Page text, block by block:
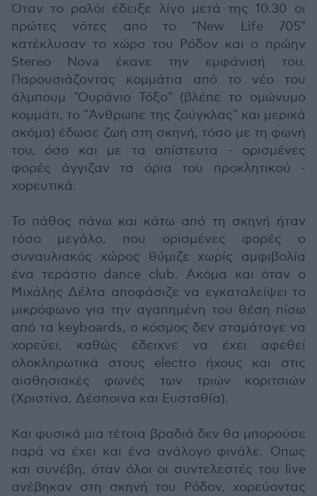
Όταν το ρολόι έδειξε λίγο μετά της 10.30 οι
πρώτες νότες από το "New Life 705"
κατέκλυσαν το χώρο του Ρόδον και ο πρώην
Stereo Nova έκανε την εμφάνισή του.
Παρουσιάζοντας κομμάτια από το νέο του
άλμπουμ "Ουράνιο Τόξο" (βλέπε το ομώνυμο
κομμάτι, το "Άνθρωπε της ζούγκλας" και μερικά
ακόμα) έδωσε ζωή στη σκηνή, τόσο με τη φωνή
του, όσο και με τα απίστευτα - ορισμένες
φορές άγγιζαν τα όρια του προκλητικού -
χορευτικά.
Το πάθος πάνω και κάτω από τη σκηνή ήταν
τόσο μεγάλο, που ορισμένες φορές ο
συναυλιακός χώρος θύμιζε χωρίς αμφιβολία
ένα τεράστιο dance club. Ακόμα και όταν ο
Μιχάλης Δέλτα αποφάσιζε να εγκαταλείψει το
μικρόφωνο για την αγαπημένη του θέση πίσω
από τα keyboards, ο κόσμος δεν σταμάταγε να
χορεύει, καθώς έδειχνε να έχει αφεθεί
ολοκληρωτικά στους electro ήχους και στις
αισθησιακές φωνές των τριών κοριτσιών
(Χριστίνα, Δέσποινα και Ευσταθία).
Και φυσικά μια τέτοια βραδιά δεν θα μπορούσε
παρά να έχει και ένα ανάλογο φινάλε. Όπως
και συνέβη, όταν όλοι οι συντελεστές του live
ανέβηκαν στη σκηνή του Ρόδον, χορεύοντας